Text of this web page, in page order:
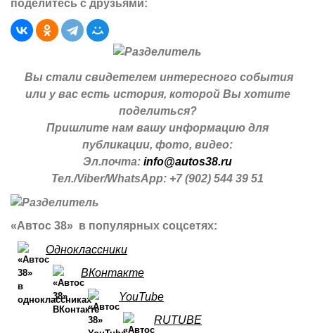
поделитесь с друзьями:
Вы стали свидетелем интересного события
или у вас есть история, которой Вы хотите
поделиться?
Пришлите нам вашу информацию для
публикации, фото, видео:
Эл.почта: info@autos38.ru
Тел./Viber/WhatsApp: +7 (902) 544 39 51
«Автос 38» в популярных соцсетях:
Одноклассники
ВКонтакте
YouTube
RUTUBE